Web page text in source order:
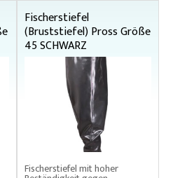
verstärkt
Fischerstiefel
(Bruststiefel) Pross Größe
45 SCHWARZ
Fischerstiefel mit hoher